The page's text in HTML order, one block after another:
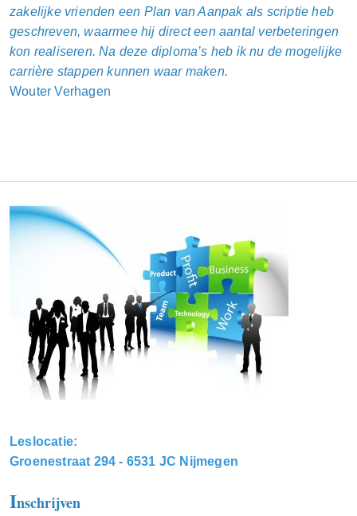
zakelijke vrienden een Plan van Aanpak als scriptie heb
geschreven, waarmee hij direct een aantal verbeteringen
kon realiseren. Na deze diploma’s heb ik nu de mogelijke
carrière stappen kunnen waar maken.
Wouter Verhagen
Leslocatie:
Groenestraat 294 - 6531 JC Nijmegen
Inschrijven